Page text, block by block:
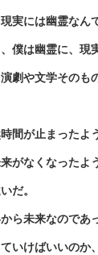
実には幽霊なん
僕は幽霊に、現
劇や文学そのも
間が止まったよ
がなくなったよ
だ。
ら未来なのであ
いけばいいのか